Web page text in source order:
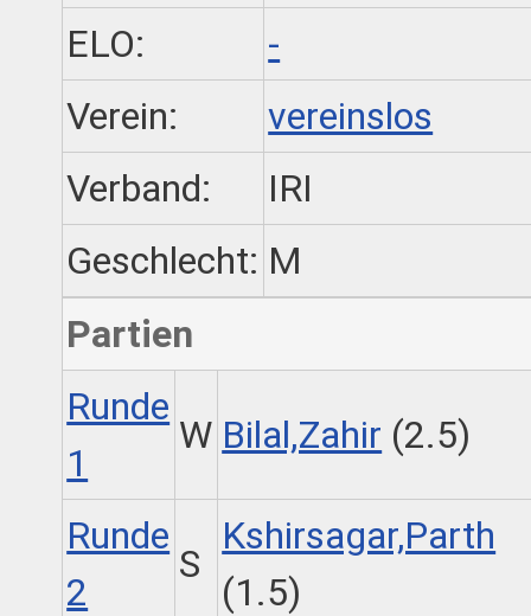
ELO:
-
Verein:
vereinslos
Verband:
IRI
Geschlecht: M
Partien
Runde
1
W Bilal,Zahir (2.5)
Runde
2
S
Kshirsagar,Parth
(1.5)